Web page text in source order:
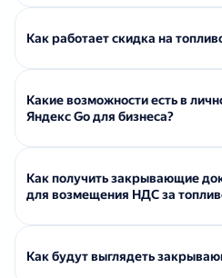
Как работает скидка на
Какие возможности есть в
Яндекс Go для бизнеса?
Как получить закрывающие
для возмещения НДС за
Как будут выглядеть